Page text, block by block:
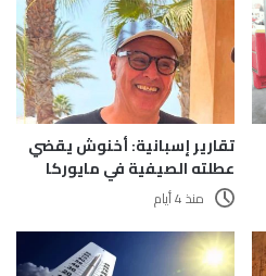
تقارير إسبانية: أخنوش يقضي
عطلته الصيفية في مايوركا
منذ 4 أيام